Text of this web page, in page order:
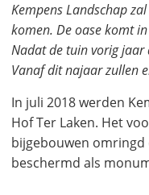
Kempens Landschap
komen. De oase komt
Nadat de tuin vorig jaar
Vanaf dit najaar zullen
In juli 2018 werden
Hof Ter Laken. Het
bijgebouwen omringd
beschermd als